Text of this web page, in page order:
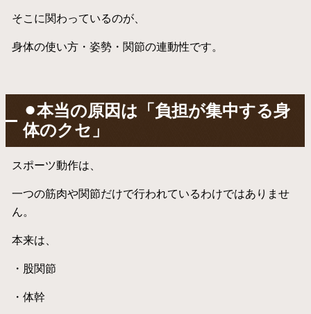
そこに関わっているのが、
身体の使い方・姿勢・関節の連動性です。
⚫︎本当の原因は「負担が集中する身
体のクセ」
スポーツ動作は、
一つの筋肉や関節だけで行われているわけではありませ
ん。
本来は、
・股関節
・体幹